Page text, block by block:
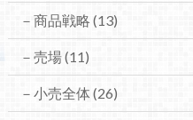
－商品戦略 (13)
－売場(11)
－小売全体(26)